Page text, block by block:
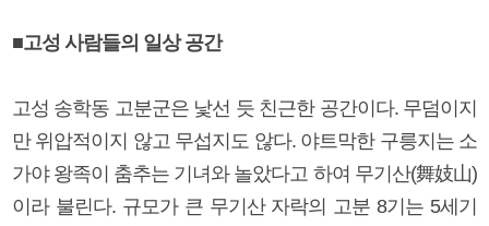
■고성 사람들의 일상 공간
고성 송학동 고분군은 낯선 듯 친근한 공간이다. 무덤이지
만 위압적이지 않고 무섭지도 않다. 야트막한 구릉지는 소
가야 왕족이 춤추는 기녀와 놀았다고 하여 무기산(舞妓山)
이라 불린다. 규모가 큰 무기산 자락의 고분 8기는 5세기